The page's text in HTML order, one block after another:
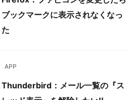
ブックマークに表示されなくなっ
た
APP
Thunderbird：メール一覧の『ス